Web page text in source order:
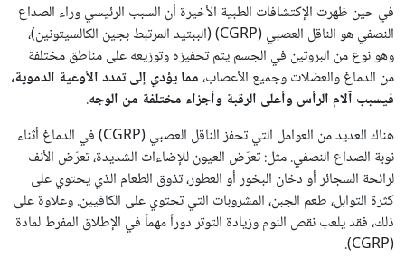
في حين ظهرت الإكتشافات الطبية الأخيرة أن السبب الرئيسي وراء الصداع
النصفي هو الناقل العصبي (CGRP) (الببتيد المرتبط بجين الكالسيتونين)،
وهو نوع من البروتين في الجسم يتم تحفيزه وتوزيعه على مناطق مختلفة
من الدماغ والعضلات وجميع الأعصاب،مما يؤدي إلى تمدد الأوعية الدموية،
فيسبب آلام الرأس وأعلى الرقبة وأجزاء مختلفة من الوجه.
هناك العديد من العوامل التي تحفز الناقل العصبي (CGRP) في الدماغ أثناء
نوبة الصداع النصفي. مثل: تعرّض العيون للإضاءات الشديدة، تعرّض الأنف
لرائحة السجائر أو دخان البخور أو العطور، تذوق الطعام الذي يحتوي على
كثرة التوابل، طعم الجبن، المشروبات التي تحتوي على الكافيين. وعلاوة على
ذلك، فقد يلعب نقص النوم وزيادة التوتر دوراً مهماً في الإطلاق المفرط لمادة
(CGRP).